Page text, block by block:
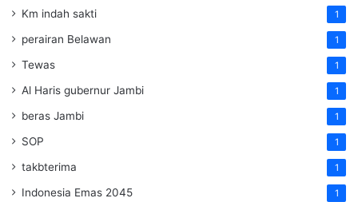
Km indah sakti 1
perairan Belawan 1
Tewas 1
Al Haris gubernur Jambi 1
beras Jambi 1
SOP 1
takbterima 1
Indonesia Emas 2045 1